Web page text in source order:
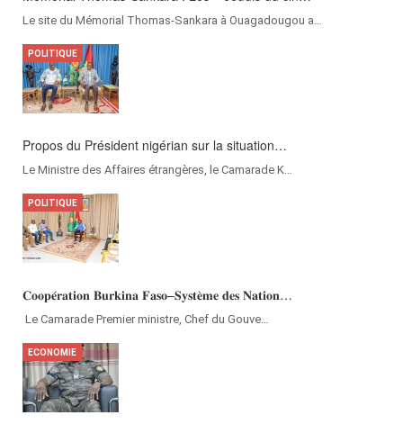
Le site du Mémorial Thomas-Sankara à Ouagadougou a…
Propos du Président nigérian sur la situation…
Le Ministre des Affaires étrangères, le Camarade K…
POLITIQUE
𝐂𝐨𝐨𝐩𝐞́𝐫𝐚𝐭𝐢𝐨𝐧 𝐁𝐮𝐫𝐤𝐢𝐧𝐚 𝐅𝐚𝐬𝐨–𝐒𝐲𝐬𝐭𝐞̀𝐦𝐞 𝐝𝐞𝐬 𝐍𝐚𝐭𝐢𝐨𝐧…
‎Le Camarade Premier ministre, Chef du Gouve…
POLITIQUE
ECONOMIE
Beaucoup de terres agricoles au Sahel sont af…
Sirops vitamine pour grossir : Un effet de mo…
Les sirops vitamine sont de plus en plus util…
SOCIÉTÉ
Marché des 300 ambulances : « Le ministère de…
Le 23 juin 2020, le gouvernement burkinabè a …
SOCIÉTÉ
POLITIQUE